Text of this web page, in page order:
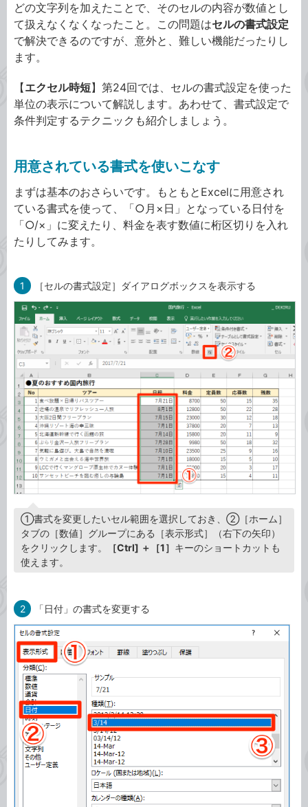
どの文字列を加えたことで、そのセルの内容が数値とし
て扱えなくなくなったこと。この問題はセルの書式設定
で解決できるのですが、意外と、難しい機能だったりし
ます。
【エクセル時短】第24回では、セルの書式設定を使った
単位の表示について解説します。あわせて、書式設定で
条件判定するテクニックも紹介しましょう。
用意されている書式を使いこなす
まずは基本のおさらいです。もともとExcelに用意され
ている書式を使って、「○月×日」となっている日付を
「○/×」に変えたり、料金を表す数値に桁区切りを入れ
たりしてみます。
1 ［セルの書式設定］ダイアログボックスを表示する
①書式を変更したいセル範囲を選択しておき、②［ホーム］
タブの［数値］グループにある［表示形式］（右下の矢印）
をクリックします。
［Ctrl] ＋［1］ キーのショートカットも
使えます。
2 「日付」の書式を変更する